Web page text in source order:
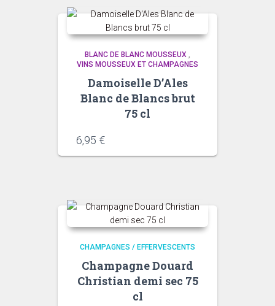
BLANC DE BLANC MOUSSEUX ,
VINS MOUSSEUX ET CHAMPAGNES
Damoiselle D’Ales
Blanc de Blancs brut
75 cl
6,95 €
CHAMPAGNES / EFFERVESCENTS
Champagne Douard
Christian demi sec 75
cl